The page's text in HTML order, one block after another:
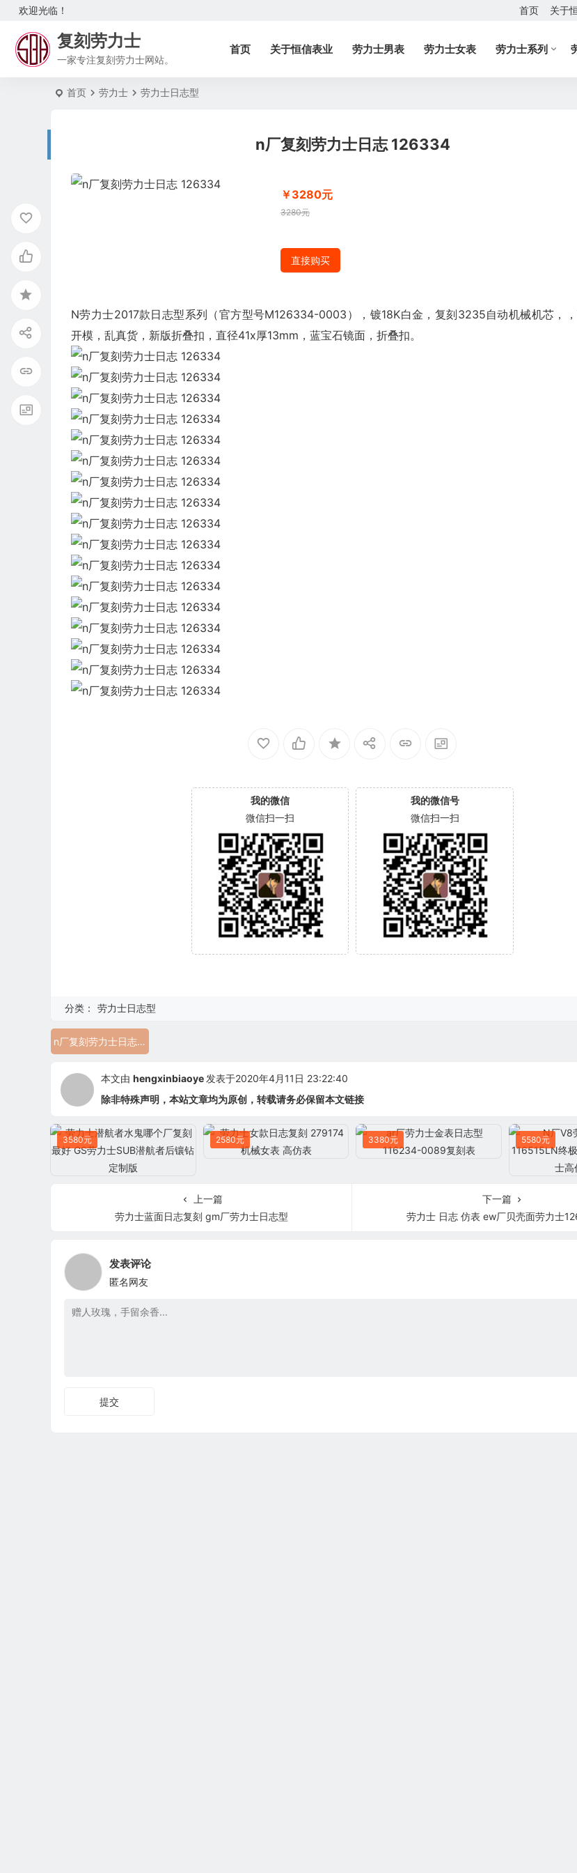
欢迎光临！ 首页 关于
复刻劳力士
一家专注复刻劳力士网站。
首页 关于恒信表业 劳力士男表 劳力士女表 劳力士系列
首页 劳力士 劳力士日志型
n厂复刻劳力士日志 126334
￥3280元
3280元
直接购买
N劳力士2017款日志型系列（官方型号M126334-0003），镀18K白金，复刻3235自动机械机芯，
开模，乱真货，新版折叠扣，直径41x厚13mm，蓝宝石镜面，折叠扣。
我的微信
微信扫一扫
我的微信号
微信扫一扫
分类： 劳力士日志型
n厂复刻劳力士日志 126334
本文由 hengxinbiaoye 发表于2020年4月11日 23:22:40
除非特殊声明，本站文章均为原创，转载请务必保留本文链接
3580元 2580元 3380元 5580元
上一篇
劳力士蓝面日志复刻 gm厂劳力士日志型
下一篇
劳力士 日志 仿表 ew厂贝壳面劳力士
发表评论
匿名网友
提交